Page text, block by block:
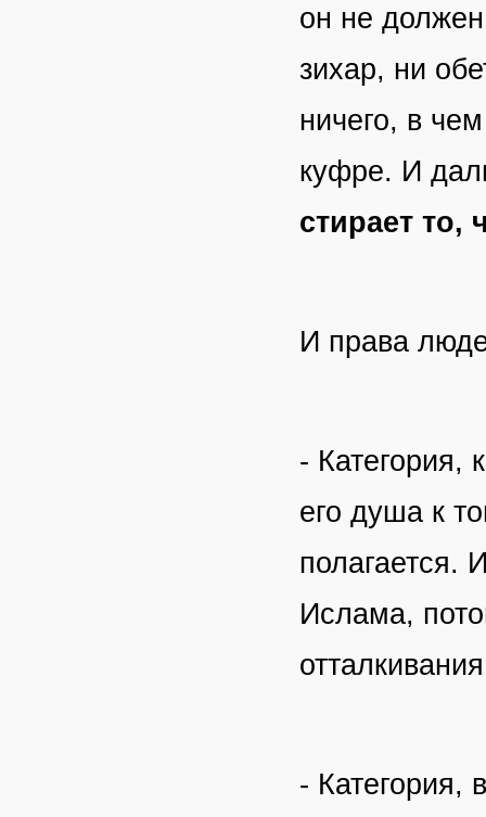
он не
зихар, ни
ничего, в
куфре. И
стирает то,
И права
- Категория,
его душа к
полагается.
Ислама,
- Категория,